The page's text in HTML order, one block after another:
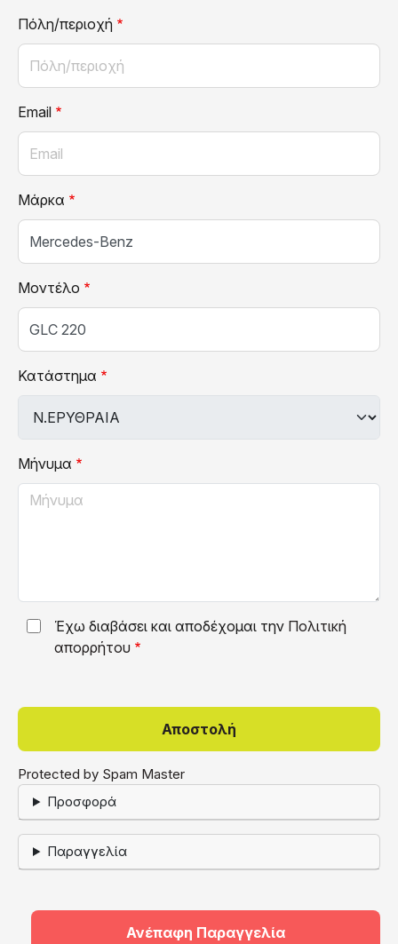
Πόλη/περιοχή
Email
Μάρκα
Μοντέλο
Κατάστημα
Μήνυμα
Έχω διαβάσει και αποδέχομαι την Πολιτική
απορρήτου
Protected by Spam Master
Προσφορά
Παραγγελία
Ανέπαφη Παραγγελία